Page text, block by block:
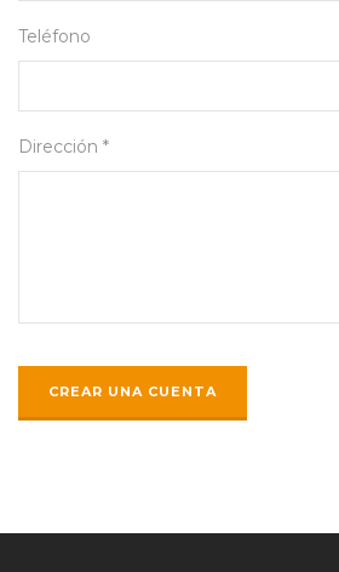
Teléfono
Dirección *